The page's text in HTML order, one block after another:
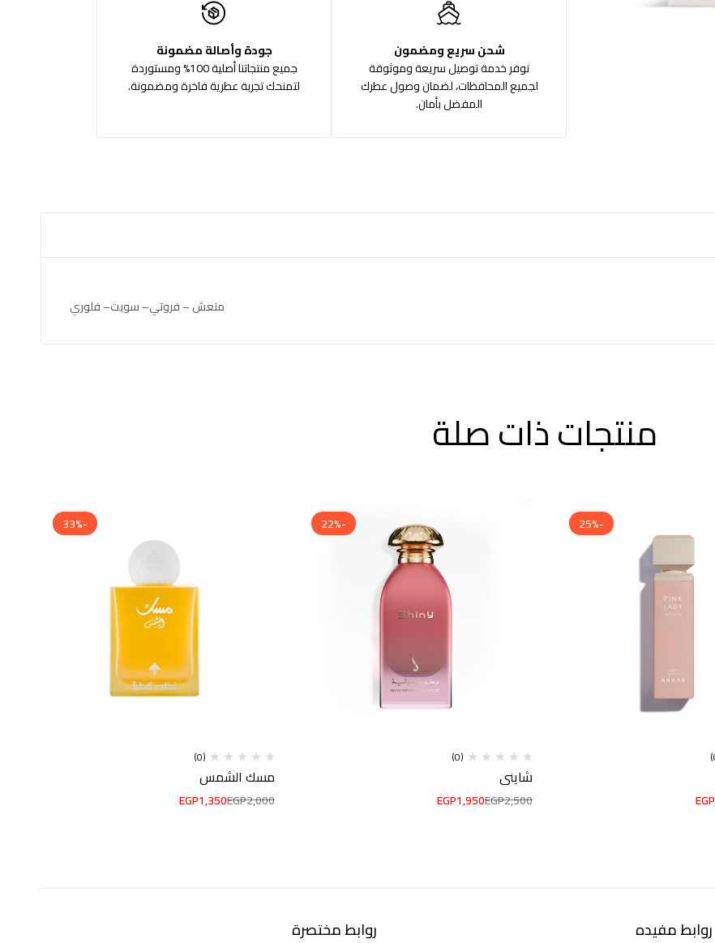
شحن سريع ومضمون
نوفر خدمة توصيل سريعة وموثوقة
لجميع المحافظات، لضمان وصول عطرك
المفضل بأمان.
جودة وأصالة مضمونة
جميع منتجاتنا أصلية 100% ومستوردة
لتمنحك تجربة عطرية فاخرة ومضمونة.
منعش – فروتي– سويت– فلوري
منتجات ذات صلة
-25%
EGP
-22%
(0)
شايني
EGP2,500
EGP1,950
-33%
(0)
مسك الشمس
EGP2,000
EGP1,350
روابط مفيده روابط مختصرة